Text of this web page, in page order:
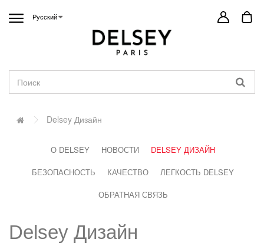
Русский
Delsey Дизайн
О DELSEY НОВОСТИ
DELSEY ДИЗАЙН
БЕЗОПАСНОСТЬ
КАЧЕСТВО
ЛЕГКОСТЬ DELSEY
ОБРАТНАЯ СВЯЗЬ
Delsey Дизайн